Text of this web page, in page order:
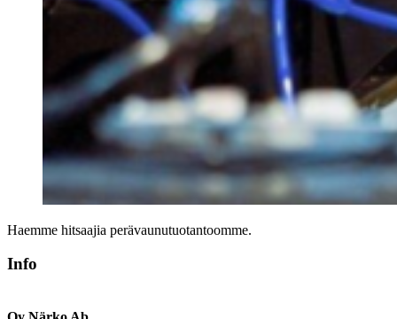
Haemme hitsaajia perävaunutuotantoomme.
Info